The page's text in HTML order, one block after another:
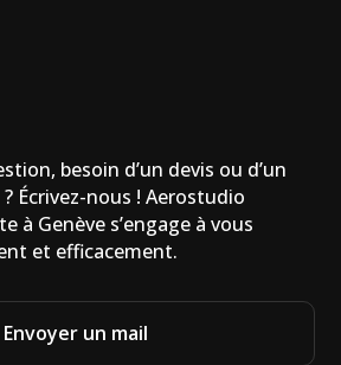
besoin d’un devis ou d’un
Écrivez-nous ! Aerostudio
à Genève s’engage à vous
et efficacement.
Envoyer un mail